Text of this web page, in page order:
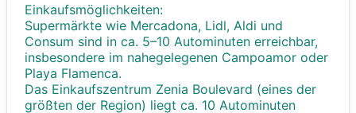
Einkaufsmöglichkeiten:
Supermärkte wie Mercadona, Lidl, Aldi und
Consum sind in ca. 5–10 Autominuten erreichbar,
insbesondere im nahegelegenen Campoamor oder
Playa Flamenca.
Das Einkaufszentrum Zenia Boulevard (eines der
größten der Region) liegt ca. 10 Autominuten